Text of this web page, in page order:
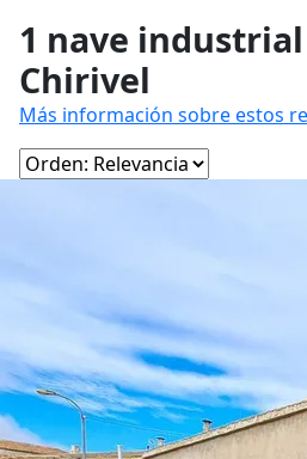
1 nave
Chirivel
Más información sobre estos